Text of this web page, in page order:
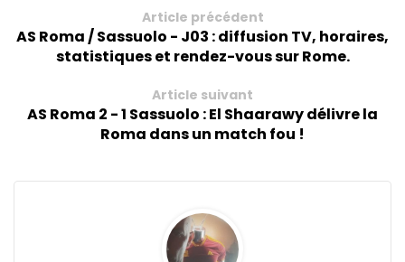
Article précédent
AS Roma / Sassuolo - J03 : diffusion TV, horaires,
statistiques et rendez-vous sur Rome.
Article suivant
AS Roma 2 - 1 Sassuolo : El Shaarawy délivre la
Roma dans un match fou !